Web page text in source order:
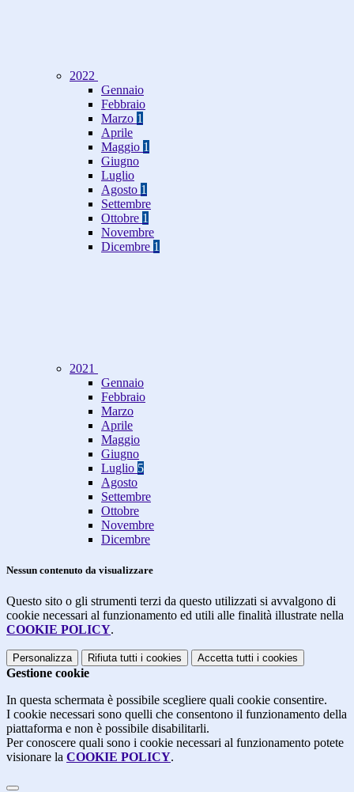
2022
Gennaio
Febbraio
Marzo 1
Aprile
Maggio 1
Giugno
Luglio
Agosto 1
Settembre
Ottobre 1
Novembre
Dicembre 1
2021
Gennaio
Febbraio
Marzo
Aprile
Maggio
Giugno
Luglio 5
Agosto
Settembre
Ottobre
Novembre
Dicembre
Nessun contenuto da visualizzare
Questo sito o gli strumenti terzi da questo utilizzati si avvalgono di
cookie necessari al funzionamento ed utili alle finalità illustrate nella
COOKIE POLICY.
Personalizza Rifiuta tutti i cookies Accetta tutti i cookies
Gestione cookie
In questa schermata è possibile scegliere quali cookie consentire.
I cookie necessari sono quelli che consentono il funzionamento della
piattaforma e non è possibile disabilitarli.
Per conoscere quali sono i cookie necessari al funzionamento potete
visionare la COOKIE POLICY.